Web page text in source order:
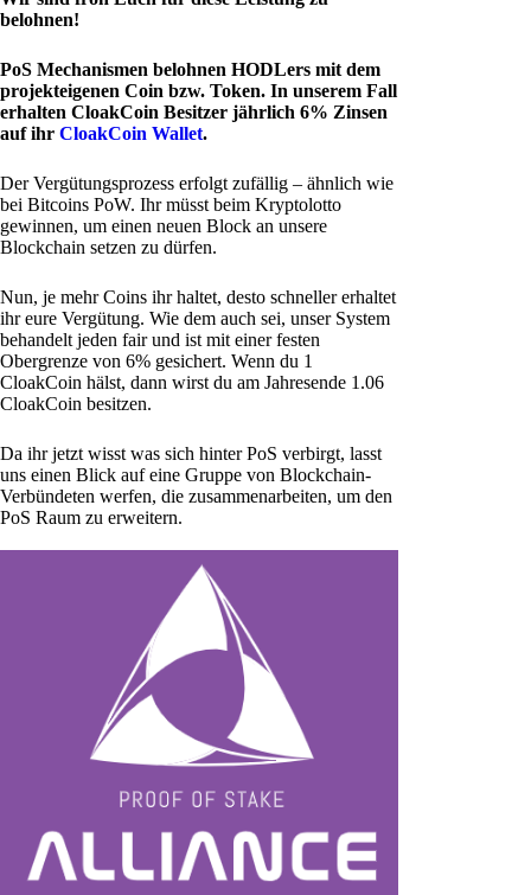
belohnen!
PoS Mechanismen belohnen HODLers mit dem
projekteigenen Coin bzw. Token. In unserem Fall
erhalten CloakCoin Besitzer jährlich 6% Zinsen
auf ihr CloakCoin Wallet.
Der Vergütungsprozess erfolgt zufällig – ähnlich wie
bei Bitcoins PoW. Ihr müsst beim Kryptolotto
gewinnen, um einen neuen Block an unsere
Blockchain setzen zu dürfen.
Nun, je mehr Coins ihr haltet, desto schneller erhaltet
ihr eure Vergütung. Wie dem auch sei, unser System
behandelt jeden fair und ist mit einer festen
Obergrenze von 6% gesichert. Wenn du 1
CloakCoin hälst, dann wirst du am Jahresende 1.06
CloakCoin besitzen.
Da ihr jetzt wisst was sich hinter PoS verbirgt, lasst
uns einen Blick auf eine Gruppe von Blockchain-
Verbündeten werfen, die zusammenarbeiten, um den
PoS Raum zu erweitern.